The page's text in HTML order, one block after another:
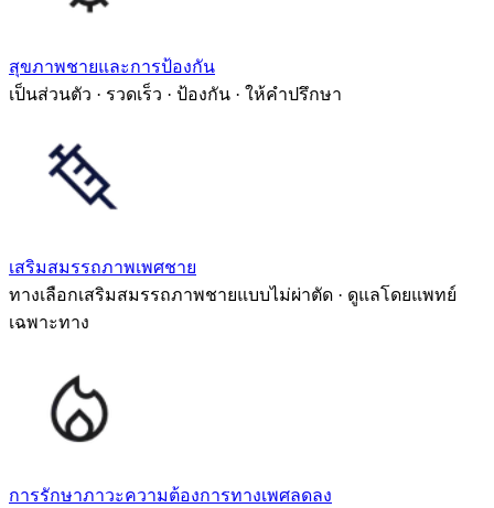
สุขภาพชายและการป้องกัน
เป็นส่วนตัว · รวดเร็ว · ป้องกัน · ให้คำปรึกษา
เสริมสมรรถภาพเพศชาย
ทางเลือกเสริมสมรรถภาพชายแบบไม่ผ่าตัด · ดูแลโดยแพทย์
เฉพาะทาง
การรักษาภาวะความต้องการทางเพศลดลง